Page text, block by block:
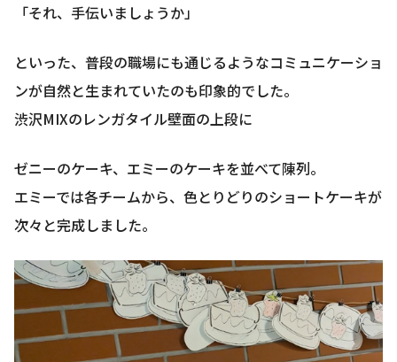
「それ、手伝いましょうか」
といった、普段の職場にも通じるようなコミュニケーショ
ンが自然と生まれていたのも印象的でした。
渋沢MIXのレンガタイル壁面の上段に
ゼニーのケーキ、エミーのケーキを並べて陳列。
エミーでは各チームから、色とりどりのショートケーキが
次々と完成しました。